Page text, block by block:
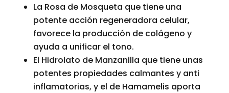
La Rosa de Mosqueta que tiene una
potente acción regeneradora celular,
favorece la producción de colágeno y
ayuda a unificar el tono.
El Hidrolato de Manzanilla que tiene unas
potentes propiedades calmantes y anti
inflamatorias, y el de Hamamelis aporta